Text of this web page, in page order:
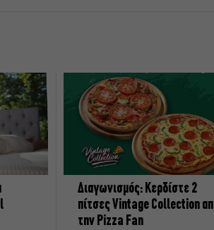
Διαγωνισμός: Κερδίστε 2
πίτσες Vintage Collection
την Pizza Fan